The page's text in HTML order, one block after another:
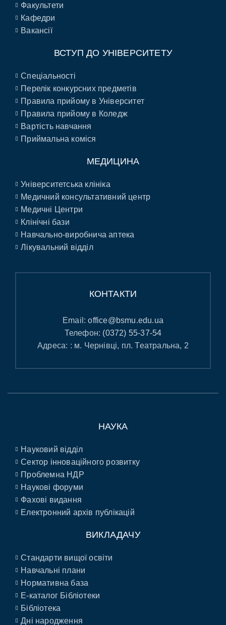
Факультети
Кафедри
Вакансії
ВСТУП ДО УНІВЕРСИТЕТУ
Спеціальності
Перелік конкурсних предметів
Правила прийому в Університет
Правила прийому в Коледж
Вартість навчання
Приймальна коміся
МЕДИЦИНА
Університетська клініка
Медичний консультативний центр
Медичні Центри
Клінічні бази
Навчально-виробнича аптека
Лікувальний відділ
КОНТАКТИ
Email:office@bsmu.edu.ua
Телефон: (0372) 55-37-54
Адреса: : м. Чернівці, пл. Театральна, 2
НАУКА
Науковий відділ
Сектор інноваційного розвитку
Проблемна НДР
Наукові форуми
Фахові видання
Електронний архів публікацій
ВИКЛАДАЧУ
Стандарти вищої освіти
Навчальні плани
Нормативна база
E-каталог Бібліотеки
Бібліотека
Дні народження